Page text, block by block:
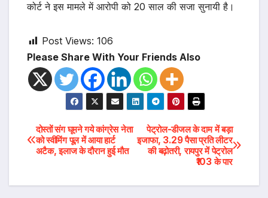
कोर्ट ने इस मामले में आरोपी को 20 साल की सजा सुनायी है।
Post Views: 106
Please Share With Your Friends Also
Post
navigation
पेट्रोल-डीजल के दाम में बड़ा
इजाफा, 3.29 पैसा प्रति लीटर
की बढ़ोतरी, रायपुर में पेट्रोल
₹103 के पार
दोस्तों संग घूमने गये कांग्रेस नेता
को स्वीमिंग पूल में आया हार्ट
अटैक, इलाज के दौरान हुई मौत